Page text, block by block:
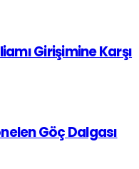
Girişimine Karşı
Göç Dalgası